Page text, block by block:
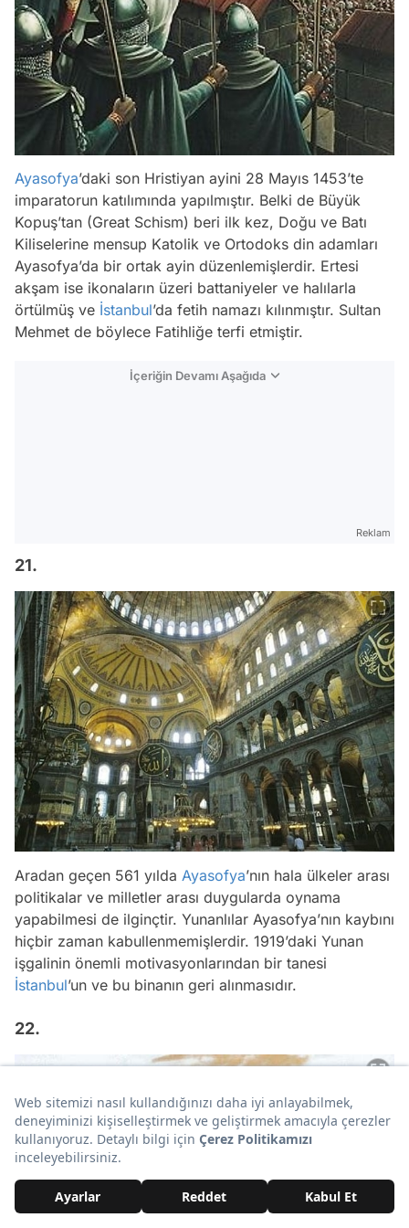
Ayasofya’daki son Hristiyan ayini 28 Mayıs 1453’te
imparatorun katılımında yapılmıştır. Belki de Büyük
Kopuş’tan (Great Schism) beri ilk kez, Doğu ve Batı
Kiliselerine mensup Katolik ve Ortodoks din adamları
Ayasofya’da bir ortak ayin düzenlemişlerdir. Ertesi
akşam ise ikonaların üzeri battaniyeler ve halılarla
örtülmüş ve İstanbul’da fetih namazı kılınmıştır. Sultan
Mehmet de böylece Fatihliğe terfi etmiştir.
İçeriğin Devamı Aşağıda
Reklam
21.
Aradan geçen 561 yılda Ayasofya’nın hala ülkeler arası
politikalar ve milletler arası duygularda oynama
yapabilmesi de ilginçtir. Yunanlılar Ayasofya’nın kaybını
hiçbir zaman kabullenmemişlerdir. 1919’daki Yunan
işgalinin önemli motivasyonlarından bir tanesi
İstanbul’un ve bu binanın geri alınmasıdır.
22.